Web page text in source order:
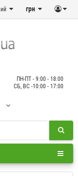
грн
ПН-ПТ - 9:00 - 18:00
СБ, ВС -10:00 - 17:00